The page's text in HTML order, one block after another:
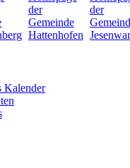
Kalender